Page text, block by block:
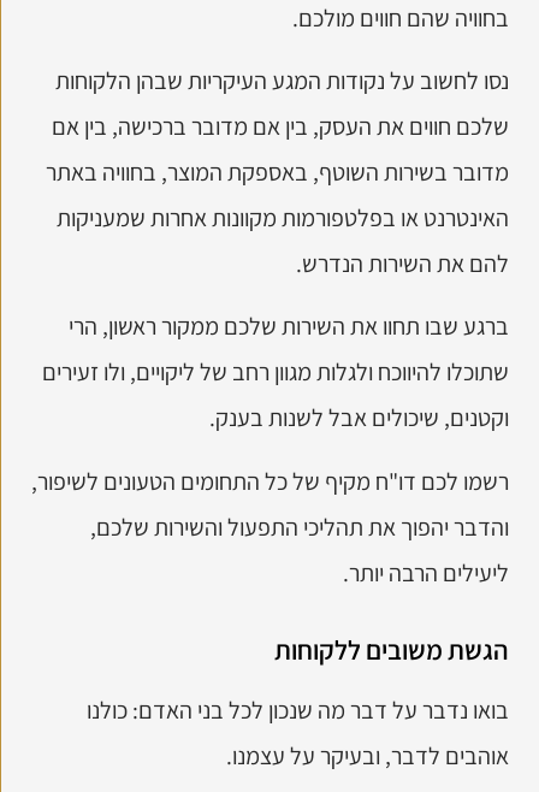
בחוויה שהם חווים מולכם.
נסו לחשוב על נקודות המגע העיקריות שבהן הלקוחות
שלכם חווים את העסק, בין אם מדובר ברכישה, בין אם
מדובר בשירות השוטף, באספקת המוצר, בחוויה באתר
האינטרנט או בפלטפורמות מקוונות אחרות שמעניקות
להם את השירות הנדרש.
ברגע שבו תחוו את השירות שלכם ממקור ראשון, הרי
שתוכלו להיווכח ולגלות מגוון רחב של ליקויים, ולו זעירים
וקטנים, שיכולים אבל לשנות בענק.
רשמו לכם דו"ח מקיף של כל התחומים הטעונים לשיפור,
והדבר יהפוך את תהליכי התפעול והשירות שלכם,
ליעילים הרבה יותר.
הגשת משובים ללקוחות
בואו נדבר על דבר מה שנכון לכל בני האדם: כולנו
אוהבים לדבר, ובעיקר על עצמנו.